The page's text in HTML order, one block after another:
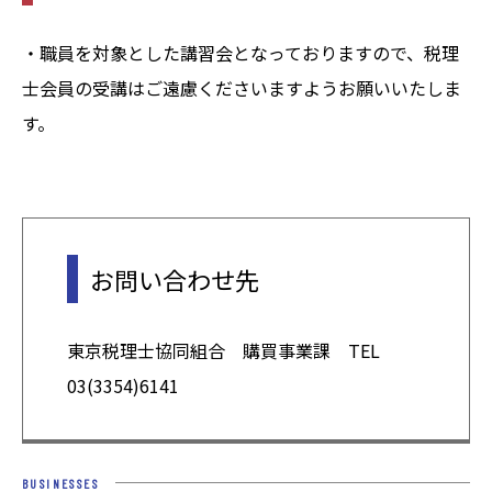
・職員を対象とした講習会となっておりますので、税理
士会員の受講はご遠慮くださいますようお願いいたしま
す。
お問い合わせ先
東京税理士協同組合 購買事業課 TEL
03(3354)6141
BUSINESSES